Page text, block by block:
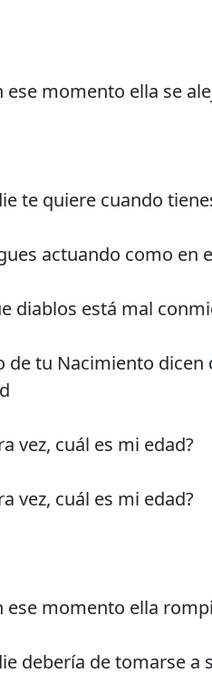
ese momento ella se
te quiere cuando
actuando como en
diablos está mal
de tu Nacimiento
vez, cuál es mi edad?
vez, cuál es mi edad?
ese momento ella
debería de tomarse